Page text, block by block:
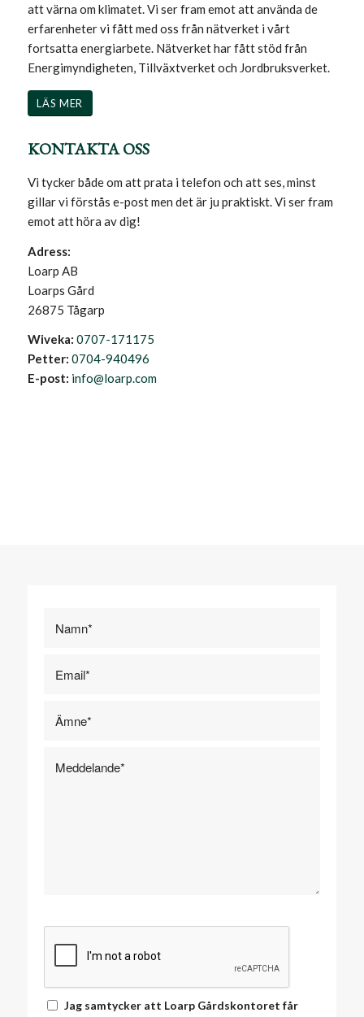
att värna om klimatet. Vi ser fram emot att använda de
erfarenheter vi fått med oss från nätverket i vårt
fortsatta energiarbete. Nätverket har fått stöd från
Energimyndigheten, Tillväxtverket och Jordbruksverket.
LÄS MER
KONTAKTA OSS
Vi tycker både om att prata i telefon och att ses, minst
gillar vi förstås e-post men det är ju praktiskt. Vi ser fram
emot att höra av dig!
Adress:
Loarp AB
Loarps Gård
26875 Tågarp
Wiveka: 0707-171175
Petter: 0704-940496
E-post: info@loarp.com
Jag samtycker att Loarp Gårdskontoret får